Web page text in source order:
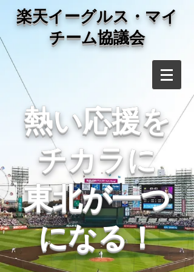
​楽天イーグルス・マイ
チーム協議会
​熱い応援を
チカラに
東北が一つ
になる！